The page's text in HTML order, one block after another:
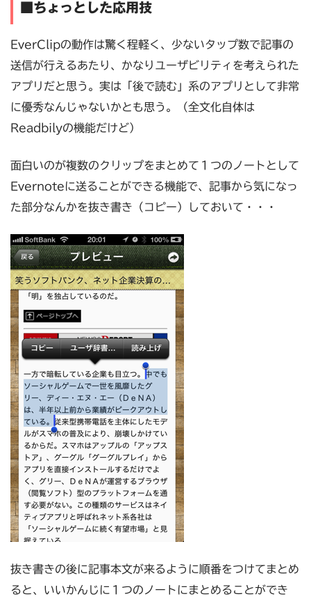
■ちょっとした応用技
EverClipの動作は驚く程軽く、少ないタップ数で記事の
送信が行えるあたり、かなりユーザビリティを考えられた
アプリだと思う。実は「後で読む」系のアプリとして非常
に優秀なんじゃないかとも思う。（全文化自体は
Readbilyの機能だけど）
面白いのが複数のクリップをまとめて１つのノートとして
Evernoteに送ることができる機能で、記事から気になっ
た部分なんかを抜き書き（コピー）しておいて・・・
抜き書きの後に記事本文が来るように順番をつけてまとめ
ると、いいかんじに１つのノートにまとめることができ